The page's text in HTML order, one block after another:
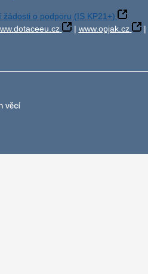
žádosti o podporu (IS KP21+)
| www.opjak.cz |